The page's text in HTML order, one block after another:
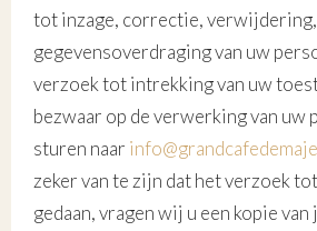
tot inzage, correctie, verwijdering,
gegevensoverdraging van uw
verzoek tot intrekking van uw
bezwaar op de verwerking van uw
sturen naar
zeker van te zijn dat het verzoek
gedaan, vragen wij u een kopie van